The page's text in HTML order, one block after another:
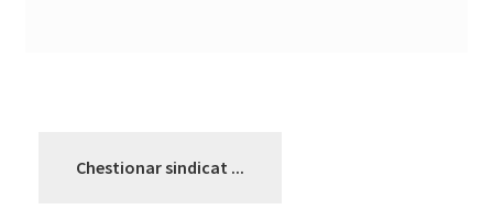
Chestionar sindicat ...